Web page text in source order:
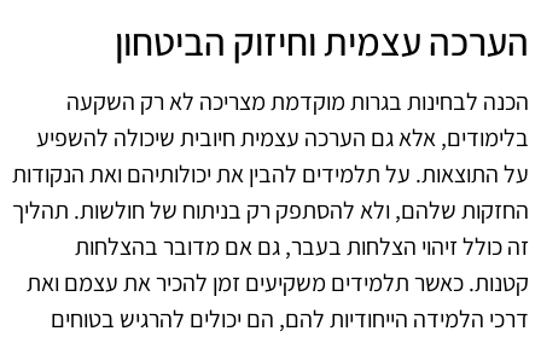
הערכה עצמית וחיזוק הביטחון
הכנה לבחינות בגרות מוקדמת מצריכה לא רק השקעה
בלימודים, אלא גם הערכה עצמית חיובית שיכולה להשפיע
על התוצאות. על תלמידים להבין את יכולותיהם ואת הנקודות
החזקות שלהם, ולא להסתפק רק בניתוח של חולשות. תהליך
זה כולל זיהוי הצלחות בעבר, גם אם מדובר בהצלחות
קטנות. כאשר תלמידים משקיעים זמן להכיר את עצמם ואת
דרכי הלמידה הייחודיות להם, הם יכולים להרגיש בטוחים